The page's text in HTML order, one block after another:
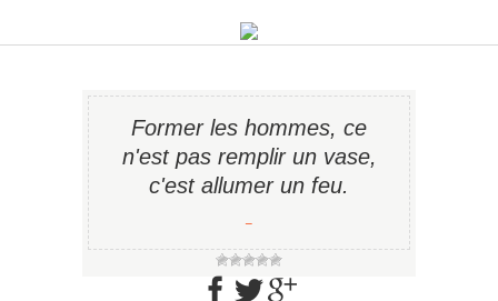
Former les hommes, ce
n'est pas remplir un vase,
c'est allumer un feu.
−